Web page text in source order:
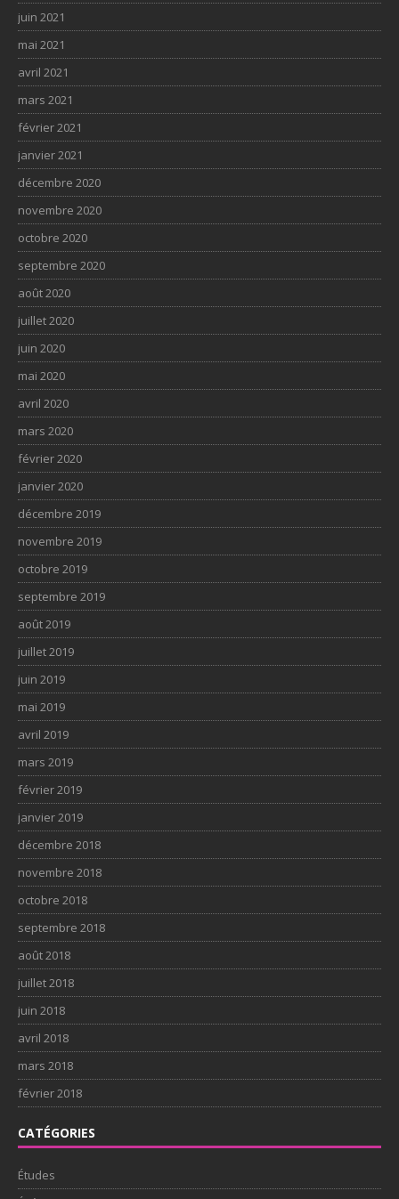
juin 2021
mai 2021
avril 2021
mars 2021
février 2021
janvier 2021
décembre 2020
novembre 2020
octobre 2020
septembre 2020
août 2020
juillet 2020
juin 2020
mai 2020
avril 2020
mars 2020
février 2020
janvier 2020
décembre 2019
novembre 2019
octobre 2019
septembre 2019
août 2019
juillet 2019
juin 2019
mai 2019
avril 2019
mars 2019
février 2019
janvier 2019
décembre 2018
novembre 2018
octobre 2018
septembre 2018
août 2018
juillet 2018
juin 2018
avril 2018
mars 2018
février 2018
CATÉGORIES
Études